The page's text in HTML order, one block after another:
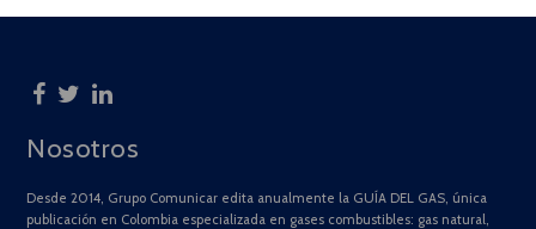
Nosotros
Desde 2014, Grupo Comunicar edita anualmente la GUÍA DEL GAS, única
publicación en Colombia especializada en gases combustibles: gas natural,